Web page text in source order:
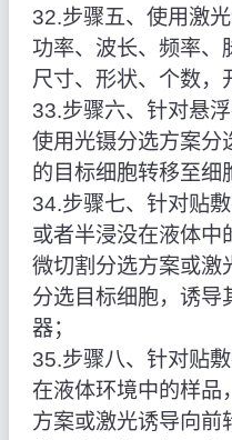
32.步骤五、使用激
功率、波长、频率、
尺寸、形状、个数，
33.步骤六、针对悬
使用光镊分选方案分
的目标细胞转移至细
34.步骤七、针对贴
或者半浸没在液体中
微切割分选方案或激
分选目标细胞，诱导
器；
35.步骤八、针对贴
在液体环境中的样品
方案或激光诱导向前